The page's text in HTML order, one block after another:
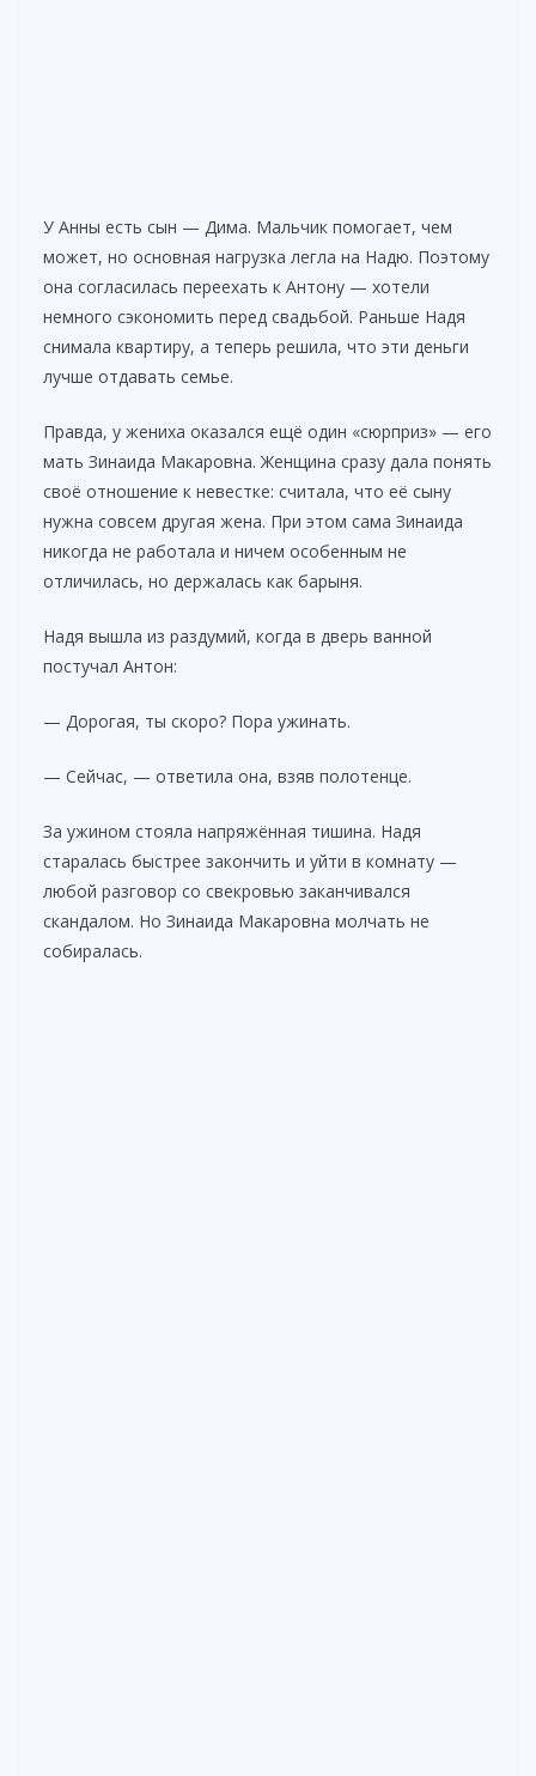
У Анны есть сын — Дима. Мальчик помогает, чем
может, но основная нагрузка легла на Надю. Поэтому
она согласилась переехать к Антону — хотели
немного сэкономить перед свадьбой. Раньше Надя
снимала квартиру, а теперь решила, что эти деньги
лучше отдавать семье.
Правда, у жениха оказался ещё один «сюрприз» — его
мать Зинаида Макаровна. Женщина сразу дала понять
своё отношение к невестке: считала, что её сыну
нужна совсем другая жена. При этом сама Зинаида
никогда не работала и ничем особенным не
отличилась, но держалась как барыня.
Надя вышла из раздумий, когда в дверь ванной
постучал Антон:
— Дорогая, ты скоро? Пора ужинать.
— Сейчас, — ответила она, взяв полотенце.
За ужином стояла напряжённая тишина. Надя
старалась быстрее закончить и уйти в комнату —
любой разговор со свекровью заканчивался
скандалом. Но Зинаида Макаровна молчать не
собиралась.